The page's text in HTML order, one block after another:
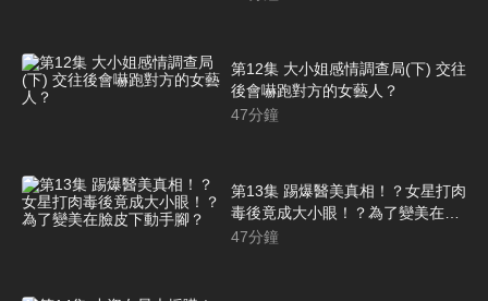
第12集 大小姐感情調查局(下) 交往
後會嚇跑對方的女藝人？
47分鐘
第13集 踢爆醫美真相！？女星打肉
毒後竟成大小眼！？為了變美在臉
皮下動手腳？
47分鐘